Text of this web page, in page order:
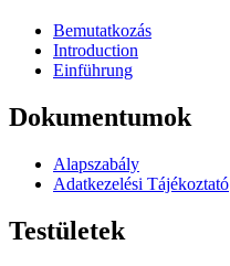
Bemutatkozás
Introduction
Einführung
Dokumentumok
Alapszabály
Adatkezelési Tájékoztató
Testületek